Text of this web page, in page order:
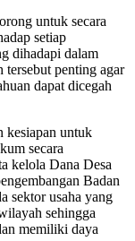
untuk secara
setiap
dihadapi dalam
tersebut penting agar
dapat dicegah
kesiapan untuk
secara
kelola Dana Desa
Badan
sektor usaha yang
sehingga
memiliki daya